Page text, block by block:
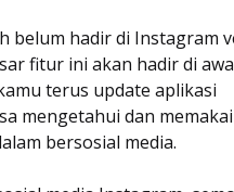
belum hadir di Instagram
fitur ini akan hadir di
terus update aplikasi
mengetahui dan
bersosial media.